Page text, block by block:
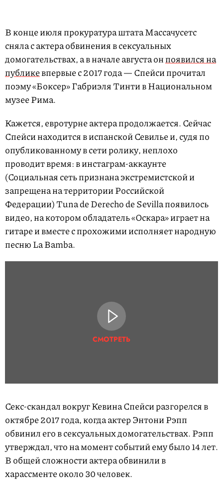
В конце июля прокуратура штата Массачусетс
сняла с актера обвинения в сексуальных
домогательствах, а в начале августа онпоявился на
публикевпервые с 2017 года — Спейси прочитал
поэму «Боксер» Габриэля Тинти в Национальном
музее Рима.
Кажется, евротурне актера продолжается. Сейчас
Спейси находится в испанской Севилье и, судя по
опубликованному в сети ролику, неплохо
проводит время: в инстаграм-аккаунте
(Социальная сеть признана экстремистской и
запрещена на территории Российской
Федерации) Tuna de Derecho de Sevilla появилось
видео, на котором обладатель «Оскара» играет на
гитаре и вместе с прохожими исполняет народную
песню La Bamba.
СМОТРЕТЬ
Секс-скандал вокруг Кевина Спейси разгорелся в
октябре 2017 года, когда актер Энтони Рэпп
обвинил его в сексуальных домогательствах. Рэпп
утверждал, что на момент событий ему было 14 лет.
В общей сложности актера обвинили в
харассменте около 30 человек.